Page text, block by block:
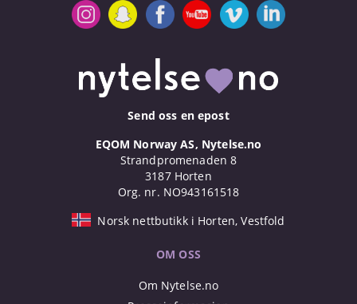
Send oss en epost
EQOM Norway AS, Nytelse.no
Strandpromenaden 8
3187 Horten
Org. nr. NO943161518
Norsk nettbutikk i Horten, Vestfold
OM OSS
Om Nytelse.no